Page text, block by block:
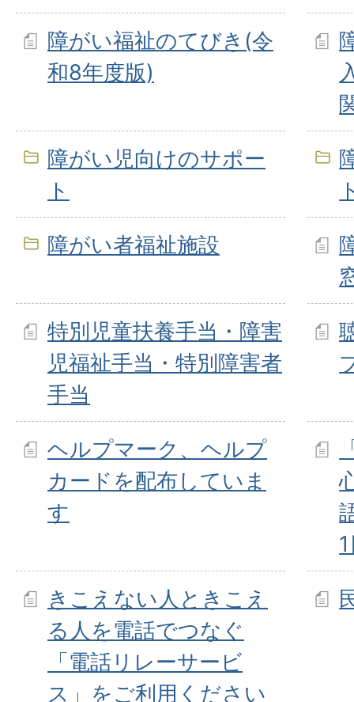
障がい福祉のてびき(令
和8年度版)
障がい児向けのサポー
ト
障がい者福祉施設
特別児童扶養手当・障害
児福祉手当・特別障害者
手当
ヘルプマーク、ヘルプ
カードを配布していま
す
きこえない人ときこえ
る人を電話でつなぐ
「電話リレーサービ
ス」をご利用ください